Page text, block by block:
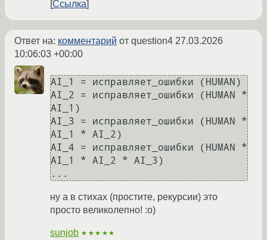
Ссылка
Ответ на: комментарий от question4 27.03.2026
10:06:03 +00:00
AI_1 = исправляет_ошибки (HUMAN)
AI_2 = исправляет_ошибки (HUMAN *
AI_1)
AI_3 = исправляет_ошибки (HUMAN *
AI_1 * AI_2)
AI_4 = исправляет_ошибки (HUMAN *
AI_1 * AI_2 * AI_3)
ну а в стихах (простите, рекурсии) это
просто великолепно! :о)
sunjob ★★★★★